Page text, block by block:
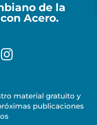
de la
Acero.
material gratuito y
publicaciones